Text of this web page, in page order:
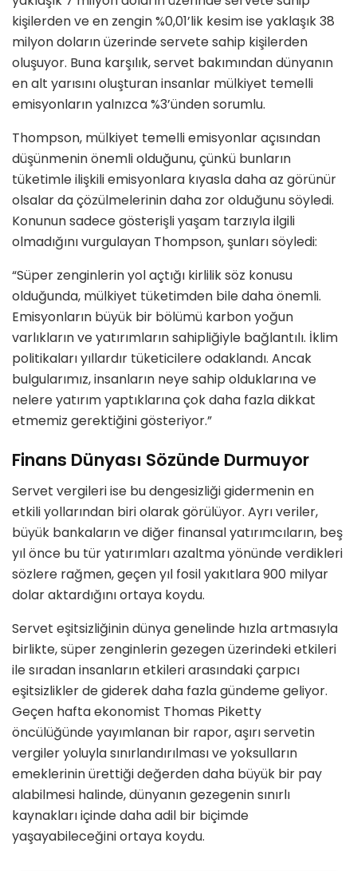
kişilerden ve en zengin %0,01’lik kesim ise yaklaşık 38
milyon doların üzerinde servete sahip kişilerden
oluşuyor. Buna karşılık, servet bakımından dünyanın
en alt yarısını oluşturan insanlar mülkiyet temelli
emisyonların yalnızca %3’ünden sorumlu.
Thompson, mülkiyet temelli emisyonlar açısından
düşünmenin önemli olduğunu, çünkü bunların
tüketimle ilişkili emisyonlara kıyasla daha az görünür
olsalar da çözülmelerinin daha zor olduğunu söyledi.
Konunun sadece gösterişli yaşam tarzıyla ilgili
olmadığını vurgulayan Thompson, şunları söyledi:
“Süper zenginlerin yol açtığı kirlilik söz konusu
olduğunda, mülkiyet tüketimden bile daha önemli.
Emisyonların büyük bir bölümü karbon yoğun
varlıkların ve yatırımların sahipliğiyle bağlantılı. İklim
politikaları yıllardır tüketicilere odaklandı. Ancak
bulgularımız, insanların neye sahip olduklarına ve
nelere yatırım yaptıklarına çok daha fazla dikkat
etmemiz gerektiğini gösteriyor.”
Finans Dünyası Sözünde Durmuyor
Servet vergileri ise bu dengesizliği gidermenin en
etkili yollarından biri olarak görülüyor. Ayrı veriler,
büyük bankaların ve diğer finansal yatırımcıların, beş
yıl önce bu tür yatırımları azaltma yönünde verdikleri
sözlere rağmen, geçen yıl fosil yakıtlara 900 milyar
dolar aktardığını ortaya koydu.
Servet eşitsizliğinin dünya genelinde hızla artmasıyla
birlikte, süper zenginlerin gezegen üzerindeki etkileri
ile sıradan insanların etkileri arasındaki çarpıcı
eşitsizlikler de giderek daha fazla gündeme geliyor.
Geçen hafta ekonomist Thomas Piketty
öncülüğünde yayımlanan bir rapor, aşırı servetin
vergiler yoluyla sınırlandırılması ve yoksulların
emeklerinin ürettiği değerden daha büyük bir pay
alabilmesi halinde, dünyanın gezegenin sınırlı
kaynakları içinde daha adil bir biçimde
yaşayabileceğini ortaya koydu.